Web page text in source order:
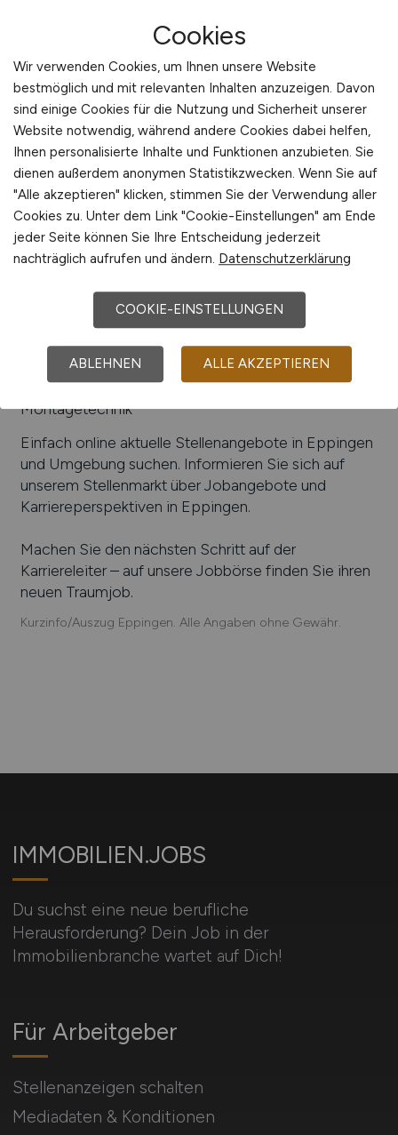
Landkreis Heilbronn, Gemmingen, Pfaffenhofen,
Schwaigern, Baden-Württemberg, Brackenheim,
Sulzfeld, Östringen, Sinsheim, Zaberfeld, Kraichtal,
Ittingen, Kirchardt
Beliebte Jobs in
Eppingen/Branchen:Dienstleistungen,
Metallverarbeitung, Maschinenbau, Medizintechnik,
Werkzeugbau, Ernährungsmittelwirtschaft,
Kunststoffbe- und verarbeitung, Gesundheitswesen
Beliebte Arbeitgeber inEppingen, die attraktive
Jobangebote bieten: BUK Kunststofftechnik
Anlagenbau, Kamay Werkzeugbau GmbH,
Feidengruber & Kronstedt GmbH, Dietz solutions
GmbH, Likamed GmbH, Dörner & Hauffe GmbH,
Wild Kartoffelverarbeitung GmbH, Maschinenbau
Ehehalt GmbH, FM Systeme Förder- und
Montagetechnik
Einfach online aktuelle Stellenangebote in Eppingen
und Umgebung suchen. Informieren Sie sich auf
unserem Stellenmarkt über Jobangebote und
Karriereperspektiven in Eppingen.
Machen Sie den nächsten Schritt auf der
Karriereleiter – auf unsere Jobbörse finden Sie ihren
neuen Traumjob.
Kurzinfo/Auszug Eppingen. Alle Angaben ohne Gewähr.
IMMOBILIEN.JOBS
Du suchst eine neue berufliche
Herausforderung? Dein Job in der
Immobilienbranche wartet auf Dich!
Für Arbeitgeber
Stellenanzeigen schalten
Mediadaten & Konditionen
Cookies
Wir verwenden Cookies, um Ihnen unsere Website
bestmöglich und mit relevanten Inhalten anzuzeigen. Davon
sind einige Cookies für die Nutzung und Sicherheit unserer
Website notwendig, während andere Cookies dabei helfen,
Ihnen personalisierte Inhalte und Funktionen anzubieten. Sie
dienen außerdem anonymen Statistikzwecken. Wenn Sie auf
"Alle akzeptieren" klicken, stimmen Sie der Verwendung aller
Cookies zu. Unter dem Link "Cookie-Einstellungen" am Ende
jeder Seite können Sie Ihre Entscheidung jederzeit
nachträglich aufrufen und ändern. Datenschutzerklärung
COOKIE-EINSTELLUNGEN
ABLEHNEN ALLE AKZEPTIEREN